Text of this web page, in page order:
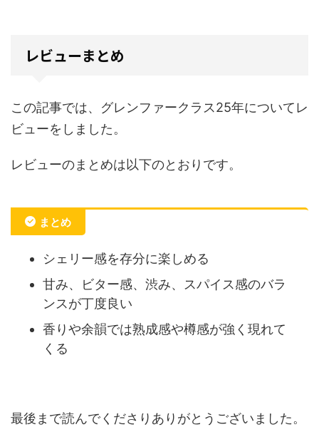
レビューまとめ
この記事では、グレンファークラス25年についてレ
ビューをしました。
レビューのまとめは以下のとおりです。
まとめ
シェリー感を存分に楽しめる
甘み、ビター感、渋み、スパイス感のバラ
ンスが丁度良い
香りや余韻では熟成感や樽感が強く現れて
くる
最後まで読んでくださりありがとうございました。